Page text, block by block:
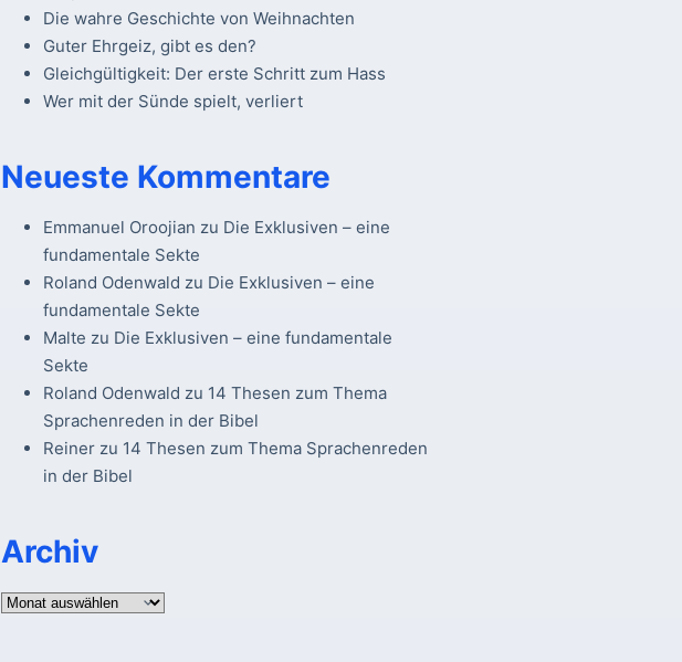
Die wahre Geschichte von Weihnachten
Guter Ehrgeiz, gibt es den?
Gleichgültigkeit: Der erste Schritt zum Hass
Wer mit der Sünde spielt, verliert
Neueste Kommentare
Emmanuel Oroojian zu Die Exklusiven – eine
fundamentale Sekte
Roland Odenwald zu Die Exklusiven – eine
fundamentale Sekte
Malte zu Die Exklusiven – eine fundamentale
Sekte
Roland Odenwald zu 14 Thesen zum Thema
Sprachenreden in der Bibel
Reinerzu 14 Thesen zum Thema Sprachenreden
in der Bibel
Archiv
Archiv